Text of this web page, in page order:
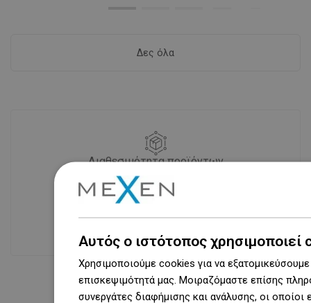
Δες όλα
Διαθεσιμότητα προϊόντων
Σύγχρονο κέντρο logistics επιφάνειας
31 000 m² με πάνω από 68 χιλιάδες
Αυτός ο ιστότοπος χρησιμοποιεί
Χρησιμοποιούμε cookies για να
επισκεψιμότητά μας. Μοιραζόμαστε επίσης
συνεργάτες διαφήμισης και ανάλυσης, οι